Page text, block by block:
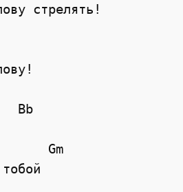
стрелять!
Bb
Gm